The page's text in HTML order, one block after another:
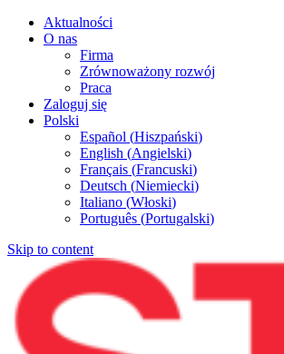
Aktualności
O nas
Firma
Zrównoważony rozwój
Praca
Zaloguj się
Polski
Español (Hiszpański)
English (Angielski)
Français (Francuski)
Deutsch (Niemiecki)
Italiano (Włoski)
Português (Portugalski)
Skip to content